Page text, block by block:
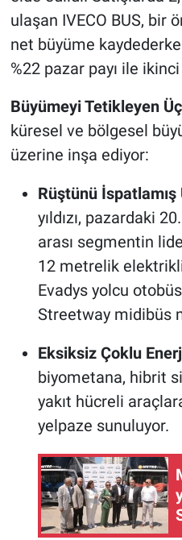
ulaşan IVECO BUS, bir
net büyüme
%22 pazar payı ile ikinci
Büyümeyi Tetikleyen
küresel ve bölgesel
üzerine inşa ediyor:
Rüştünü
yıldızı, pazardaki
arası segmentin
12 metrelik elektrikli
Evadys yolcu
Streetway midibüs
Eksiksiz Çoklu
biyometana, hibrit
yakıt hücreli
yelpaze sunuluyor.